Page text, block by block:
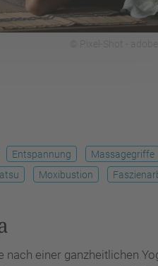
Entspannung Massagegriffe
Moxibustion
nach einer ganzheitlichen